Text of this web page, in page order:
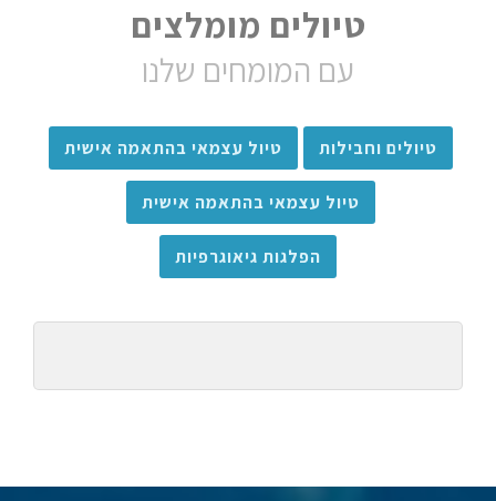
טיולים מומלצים
עם המומחים שלנו
טיולים וחבילות טיול עצמאי בהתאמה אישית
טיול עצמאי בהתאמה אישית
הפלגות גיאוגרפיות